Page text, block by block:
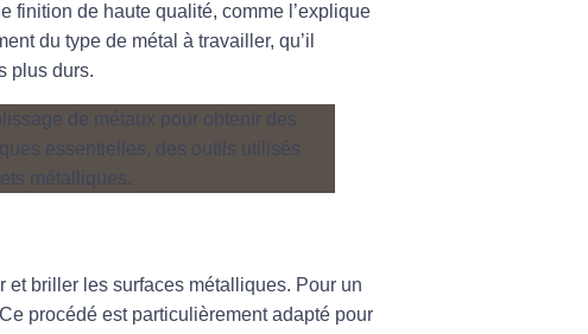
finition de haute qualité, comme l’explique
du type de métal à travailler, qu’il
plus durs.
briller les surfaces métalliques. Pour un
procédé est particulièrement adapté pour